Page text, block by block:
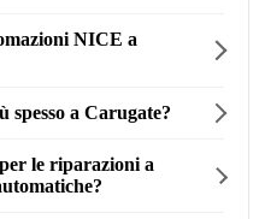
NICE a
a Carugate?
le riparazioni a